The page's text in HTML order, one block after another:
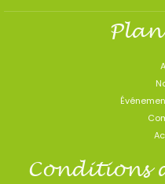
Conditions